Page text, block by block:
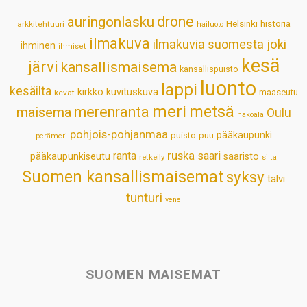
p
k
n
s
t
arkkitehtuuri auringonlasku drone hailuoto Helsinki historia
ihminen ihmiset ilmakuva ilmakuvia suomesta joki
järvi kansallismaisema kansallispuisto kesä
kesäilta kevät kirkko kuvituskuva lappi luonto maaseutu
maisema merenranta meri metsä näköala Oulu
perämeri pohjois-pohjanmaa puisto puu pääkaupunki
pääkaupunkiseutu ranta retkeily ruska saari saaristo silta
Suomen kansallismaisematsyksy talvi
tunturi vene
SUOMEN MAISEMAT